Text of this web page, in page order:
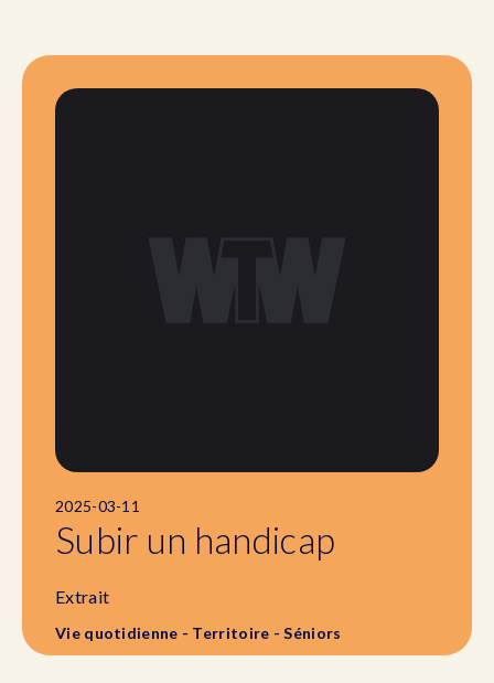
2025-03-11
Subir un handicap
Extrait
Vie quotidienne - Territoire - Séniors